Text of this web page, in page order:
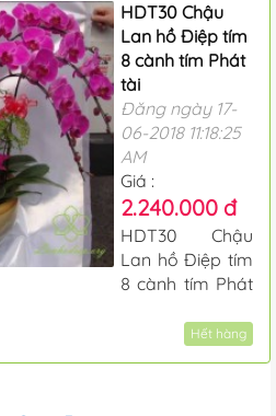
HDT30 Chậu
Lan hồ Điệp tím
8 cành tím Phát
tài
Đăng ngày 17-
06-2018 11:18:25
AM
Giá :
2.240.000 đ
HDT30 Chậu
Lan hồ Điệp tím
8 cành tím Phát
Hết hàng